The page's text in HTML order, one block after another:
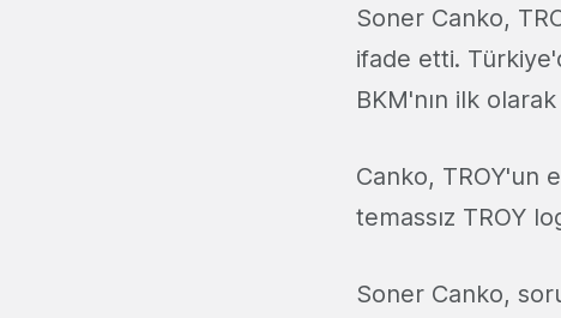
Soner Canko,
ifade etti.
BKM'nın ilk
Canko, TROY'un
temassız TROY
Soner Canko,